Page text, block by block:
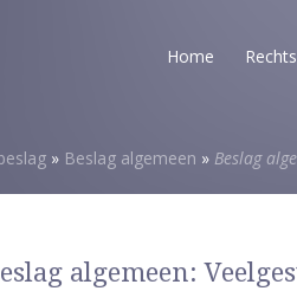
Home
» Beslag algemeen » Beslag
algemeen: